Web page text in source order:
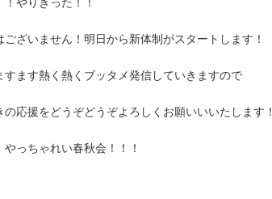
ざいません！明日から新体制がスタートします！
すます熱く熱くブッタメ発信していきますので
応援をどうぞどうぞよろしくお願いいいたします！
っちゃれい春秋会！！！